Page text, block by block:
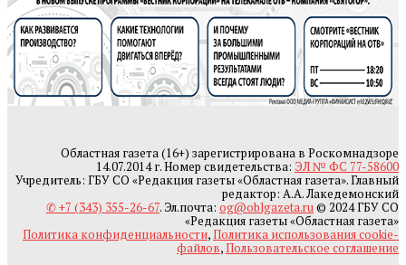
Областная газета (16+) зарегистрирована в Роскомнадзоре
14.07.2014 г. Номер свидетельства: ЭЛ № ФС 77-58600
Учредитель: ГБУ СО «Редакция газеты «Областная газета». Главный
редактор: А.А. Лакедемонский
✆ +7 (343) 355-26-67. Эл.почта: og@oblgazeta.ru© 2024 ГБУ СО
«Редакция газеты «Областная газета»
Политика конфиденциальности,Политика использования cookie-
файлов,Пользовательское соглашение